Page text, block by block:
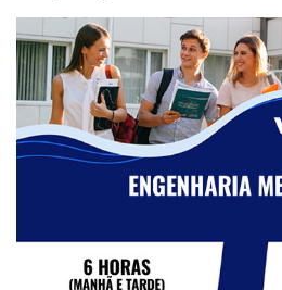
Artes, Cultura e Esportes
Museus e Espaços Interativos
Serviços
Bibliotecas
Apoio ao Estudante
Segurança, Trânsito e Prevenção
RH, Administrativo e Financeiro
Comunicação
Assessorias e Mídias